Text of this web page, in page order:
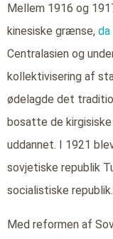
Mellem 1916 og
kinesiske grænse, da
Centralasien og
kollektivisering af
ødelagde det
bosatte de
uddannet. I 1921
sovjetiske republik
socialistiske republik.
Med reformen af